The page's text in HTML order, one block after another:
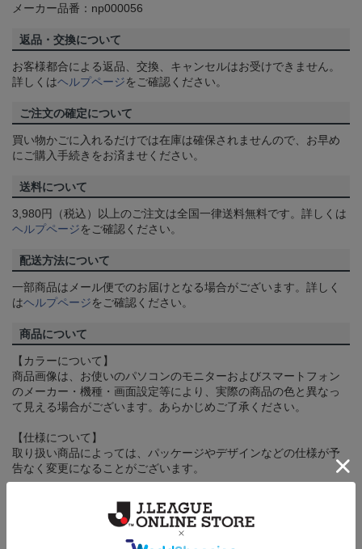
メーカー品番：np000056
返品・交換について
お客様都合による返品、交換、キャンセルはお受けできません。
詳しくはヘルプページをご確認ください。
ご注文の確定について
買い物かごに入れるだけでは在庫は確保されませんので、お早め
にご購入手続きをお済ませください。
送料について
3,980円（税込）以上のご注文は全国一律送料無料です。詳しくは
ヘルプページをご確認ください。
配送方法について
一部商品はメール便でのお届けとなる場合がございます。詳しく
はヘルプページをご確認ください。
商品について
【カラーについて】
商品画像は、お使いのパソコンのモニターおよびスマートフォン
のメーカー・機種・画面設定等により、実際の商品の色と異なっ
て見える場合がございます。あらかじめご了承ください。
【仕様について】
取り扱い商品によっては、パッケージやデザインなどの仕様が予
告なく変更になることがございます。
決済について